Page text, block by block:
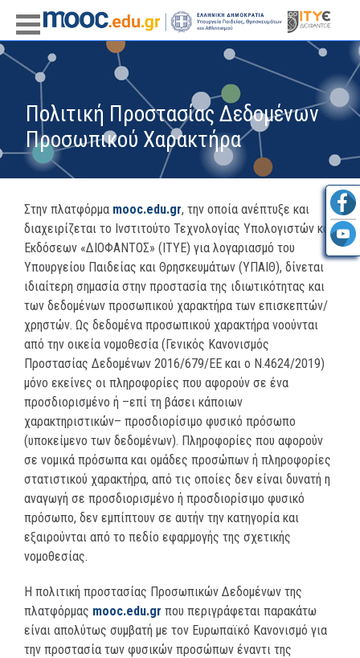
Πολιτική Προστασίας Δεδομένων
Προσωπικού Χαρακτήρα
Στην πλατφόρμα mooc.edu.gr, την οποία ανέπτυξε και
διαχειρίζεται το Ινστιτούτο Τεχνολογίας Υπολογιστών και
Εκδόσεων «ΔΙΟΦΑΝΤΟΣ» (ΙΤΥΕ) για λογαριασμό του
Υπουργείου Παιδείας και Θρησκευμάτων (ΥΠΑΙΘ), δίνεται
ιδιαίτερη σημασία στην προστασία της ιδιωτικότητας και
των δεδομένων προσωπικού χαρακτήρα των επισκεπτών/
χρηστών. Ως δεδομένα προσωπικού χαρακτήρα νοούνται
από την οικεία νομοθεσία (Γενικός Κανονισμός
Προστασίας Δεδομένων 2016/679/ΕΕ και ο Ν.4624/2019)
μόνο εκείνες οι πληροφορίες που αφορούν σε ένα
προσδιορισμένο ή –επί τη βάσει κάποιων
χαρακτηριστικών– προσδιορίσιμο φυσικό πρόσωπο
(υποκείμενο των δεδομένων). Πληροφορίες που αφορούν
σε νομικά πρόσωπα και ομάδες προσώπων ή πληροφορίες
στατιστικού χαρακτήρα, από τις οποίες δεν είναι δυνατή η
αναγωγή σε προσδιορισμένο ή προσδιορίσιμο φυσικό
πρόσωπο, δεν εμπίπτουν σε αυτήν την κατηγορία και
εξαιρούνται από το πεδίο εφαρμογής της σχετικής
νομοθεσίας.
Η πολιτική προστασίας Προσωπικών Δεδομένων της
πλατφόρμας mooc.edu.gr που περιγράφεται παρακάτω
είναι απολύτως συμβατή με τον Ευρωπαϊκό Κανονισμό για
την προστασία των φυσικών προσώπων έναντι της